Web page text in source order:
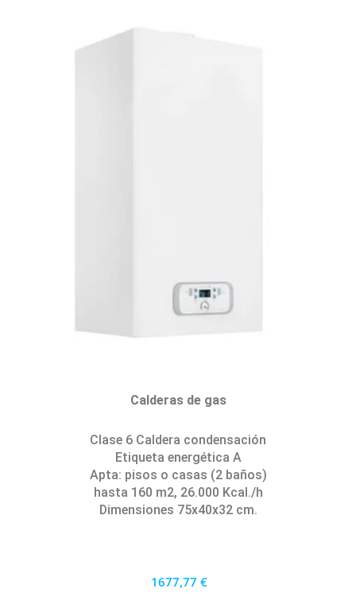
Calderas de gas
Clase 6 Caldera condensación
Etiqueta energética A
Apta: pisos o casas (2 baños)
hasta 160 m2, 26.000 Kcal./h
Dimensiones 75x40x32 cm.
1677,77 €